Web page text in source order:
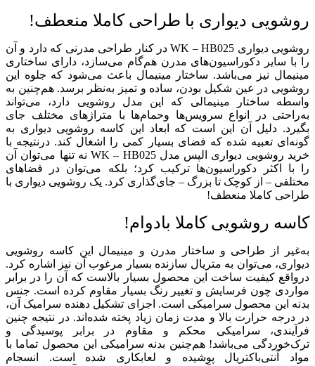
روشویی دیواری با طراحی کاملا منعطف!
روشویی دیواری WK – HB025 در کنار طراحی مدرنی که دارد و آن
را با سایر دکوراسیون‌های مدرن هم‌گام می‌سازد، دارای ساختاری
مینیمال نیز می‌باشد. ساختار مینیمال باعث می‌شود که جلوه این
روشویی در عین شکیل بودن، ساده و تمیز به‌نظر برسد. هم‌چنین به
واسطه ساختار مینیمالی که این مدل روشویی دارد، می‌تواند
به‌راحتی در انواع سرویس‌ها وحمام‌ها با متراژهای مختلف جای
بگیرد. دلیل آن این است که ابعاد این کاسه روشویی دیواری به
گونه‌ای تعبیه شده که فضای بسیار کمی را اشغال کند. درنتیجه با
خرید روشویی دیواری الپس مدل WK – HB025 نه تنها می‌توان آن
را با اکثر دکوراسیون‌ها ترکیب کرد؛ بلکه می‌توان در فضاهای
مختلفی – از کوچک تا بزرگ – جای‌گذاری کرد. یک روشویی دیواری با
طراحی کاملا منعطف!
کاسه روشویی کاملا بادوام!
به‌غیر از طراحی و ساختار مدرن و مینیمال این کاسه روشویی
دیواری، می‌توان به متریال سازنده بسیار مرغوب آن نیز اشاره کرد.
درواقع کیفیت ساخت این محصول بسیار بالاست که آن را در برابر
مواردی چون فرسایش و تغییر رنگ بسیار مقاوم کرده است. جنس
بدنه این محصول سرامیکی است. اجزای تشکیل دهنده سرامیک آن،
در درجه حرارت بالا و مدت زمان زیاد پخته شده‌اند. در نتیجه چنین
فرآیندی، سرامیکی محکم و مقاوم در برابر پوسیدگی و
ترک‌خوردگی می‌باشد! هم‌چنین بدنه سرامیکی این محصول تماما با
مواد آنتی‌باکتریال پوشیده و لعابکاری شده است. انسجام